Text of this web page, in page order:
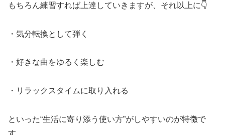
もちろん練習すれば上達していきますが、それ以上に👇
・気分転換として弾く
・好きな曲をゆるく楽しむ
・リラックスタイムに取り入れる
といった“生活に寄り添う使い方”がしやすいのが特徴で
す。